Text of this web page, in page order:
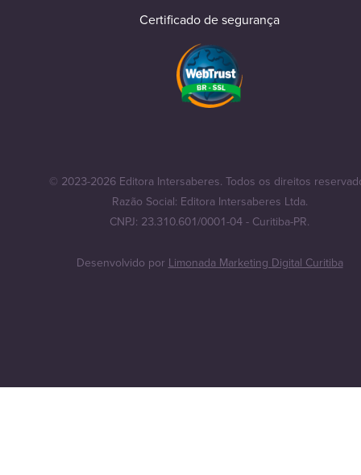
Certificado de segurança
© 2023-2026 Editora Intersaberes. Todos os direitos
Razão Social: Editora Intersaberes Ltda.
CNPJ: 23.310.601/0001-04 - Curitiba-PR.
Desenvolvido por Limonada Marketing Digital Curitiba